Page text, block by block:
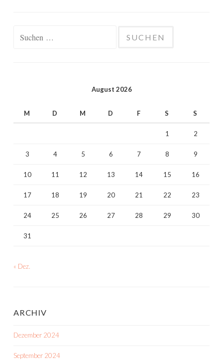
August 2026
M D M D F S S
1 2
3 4 5 6 7 8 9
10 11 12 13 14 15 16
17 18 19 20 21 22 23
24 25 26 27 28 29 30
31
« Dez.
ARCHIV
Dezember 2024
September 2024